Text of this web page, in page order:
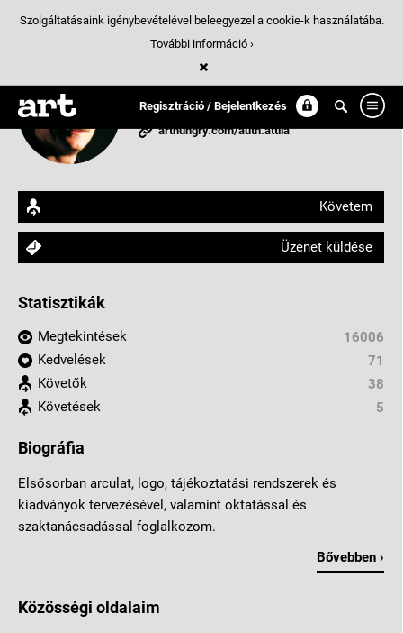
Regisztráció / Bejelentkezés
Auth Attila
Budapest, Magyarország
arthungry.com/auth.attila
Követem
Üzenet küldése
Statisztikák
Megtekintések
16006
Kedvelések
71
Követők
38
Követések
5
Biográfia
Elsősorban arculat, logo, tájékoztatási rendszerek és
kiadványok tervezésével, valamint oktatással és
szaktanácsadással foglalkozom.
Bővebben ›
Közösségi oldalaim
Szolgáltatásaink igénybevételével beleegyezel a cookie-k használatába.
További információ ›